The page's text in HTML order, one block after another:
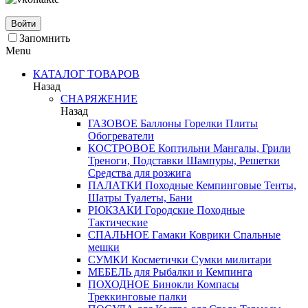
Войти
Запомнить
Menu
КАТАЛОГ ТОВАРОВ
Назад
СНАРЯЖЕНИЕ
Назад
ГАЗОВОЕ Баллоны Горелки Плиты
Обогреватели
КОСТРОВОЕ Коптильни Мангалы, Грили
Треноги, Подставки Шампуры, Решетки
Средства для розжига
ПАЛАТКИ Походные Кемпинговые Тенты,
Шатры Туалеты, Бани
РЮКЗАКИ Городские Походные
Тактические
СПАЛЬНОЕ Гамаки Коврики Спальные
мешки
СУМКИ Косметички Сумки милитари
МЕБЕЛЬ для Рыбалки и Кемпинга
ПОХОДНОЕ Бинокли Компасы
Треккинговые палки